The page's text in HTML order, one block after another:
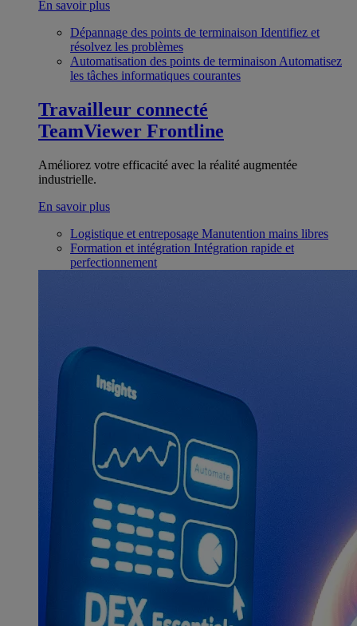
En savoir plus
Dépannage des points de terminaison Identifiez et
résolvez les problèmes
Automatisation des points de terminaison Automatisez
les tâches informatiques courantes
Travailleur connecté
TeamViewer Frontline
Améliorez votre efficacité avec la réalité augmentée
industrielle.
En savoir plus
Logistique et entreposage Manutention mains libres
Formation et intégration Intégration rapide et
perfectionnement